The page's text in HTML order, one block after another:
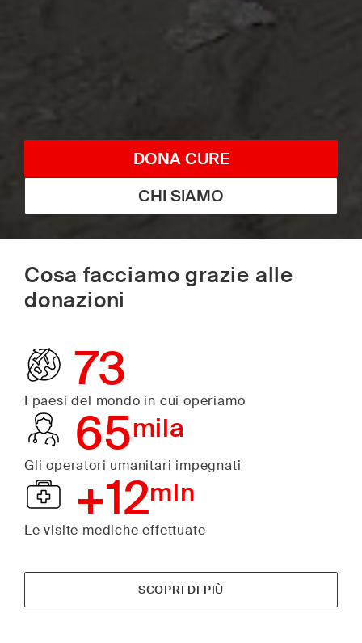
DONA CURE
CHI SIAMO
Cosa facciamo grazie alle
donazioni
73
I paesi del mondo in cui operiamo
65mila
Gli operatori umanitari impegnati
+12mln
Le visite mediche effettuate
SCOPRI DI PIÙ